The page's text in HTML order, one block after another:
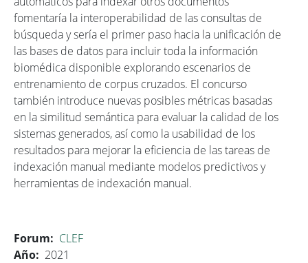
fomentaría la interoperabilidad de las consultas de
búsqueda y sería el primer paso hacia la unificación de
las bases de datos para incluir toda la información
biomédica disponible explorando escenarios de
entrenamiento de corpus cruzados. El concurso
también introduce nuevas posibles métricas basadas
en la similitud semántica para evaluar la calidad de los
sistemas generados, así como la usabilidad de los
resultados para mejorar la eficiencia de las tareas de
indexación manual mediante modelos predictivos y
herramientas de indexación manual.
Forum
CLEF
Año
2021